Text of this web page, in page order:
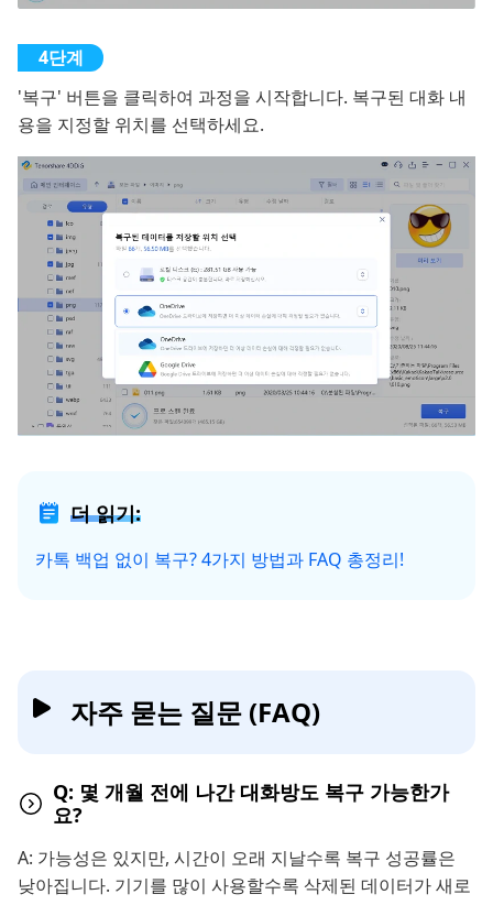
'복구' 버튼을 클릭하여 과정을 시작합니다. 복구된 대화 내
용을 지정할 위치를 선택하세요.
더 읽기:
카톡 백업 없이 복구? 4가지 방법과 FAQ 총정리!
자주 묻는 질문 (FAQ)
Q: 몇 개월 전에 나간 대화방도 복구 가능한가
요?
A: 가능성은 있지만, 시간이 오래 지날수록 복구 성공률은
낮아집니다. 기기를 많이 사용할수록 삭제된 데이터가 새로